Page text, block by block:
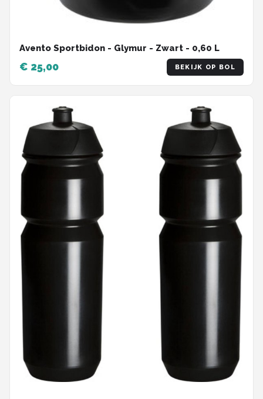
Avento Sportbidon - Glymur - Zwart - 0,60 L
€ 25,00 BEKIJK OP BOL